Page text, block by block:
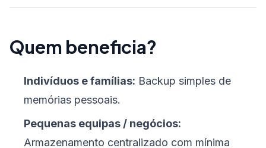
Quem beneficia?
Indivíduos e famílias: Backup simples de
memórias pessoais.
Pequenas equipas / negócios:
Armazenamento centralizado com mínima